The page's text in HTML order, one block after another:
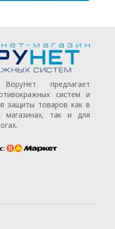
ВоруНет предлагает
систем и
защиты товаров как в
магазинах, так и для